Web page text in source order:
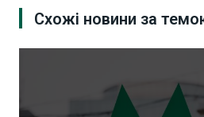
Схожі новини за